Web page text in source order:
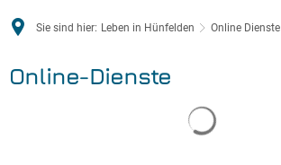
Sie sind hier: Leben in Hünfelden Online Dienste
Online-Dienste